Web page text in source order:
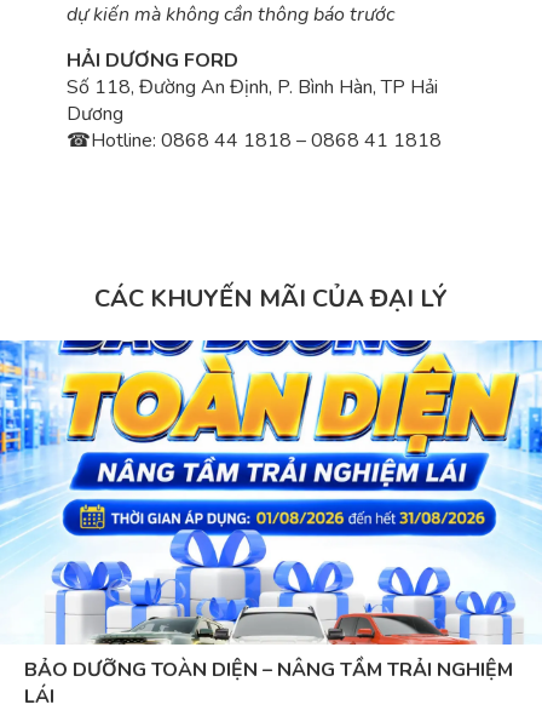
dự kiến mà không cần thông báo trước
HẢI DƯƠNG FORD
Số 118, Đường An Định, P. Bình Hàn, TP Hải
Dương
☎Hotline: 0868 44 1818 – 0868 41 1818
CÁC KHUYẾN MÃI CỦA ĐẠI LÝ
BẢO DƯỠNG TOÀN DIỆN – NÂNG TẦM TRẢI NGHIỆM
LÁI